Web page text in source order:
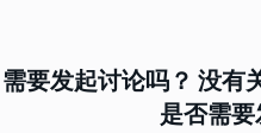
需要发起讨论吗？ 没有
是否需要